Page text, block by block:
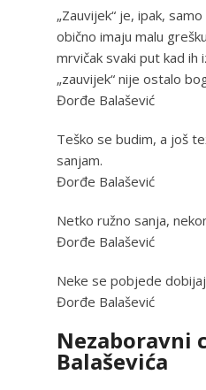
„Zauvijek“ je, ipak,
obično imaju malu
mrvičak svaki put kad ih
„zauvijek“ nije ostalo
Đorđe Balašević
Teško se budim, a još
sanjam.
Đorđe Balašević
Netko ružno sanja,
Đorđe Balašević
Neke se pobjede
Đorđe Balašević
Nezaboravni
Balaševića